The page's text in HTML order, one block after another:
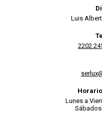
Luis
2202
Lunes a